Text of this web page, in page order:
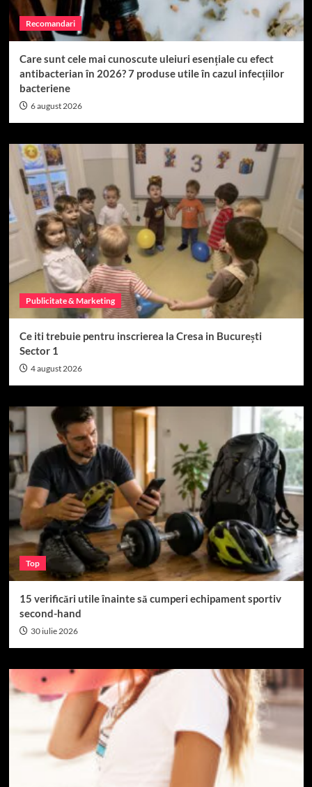
Recomandari
Care sunt cele mai cunoscute uleiuri esențiale cu efect
antibacterian în 2026? 7 produse utile în cazul infecțiilor
bacteriene
6 august 2026
Publicitate & Marketing
Ce iti trebuie pentru inscrierea la Cresa in București
Sector 1
4 august 2026
Top
15 verificări utile înainte să cumperi echipament sportiv
second-hand
30 iulie 2026